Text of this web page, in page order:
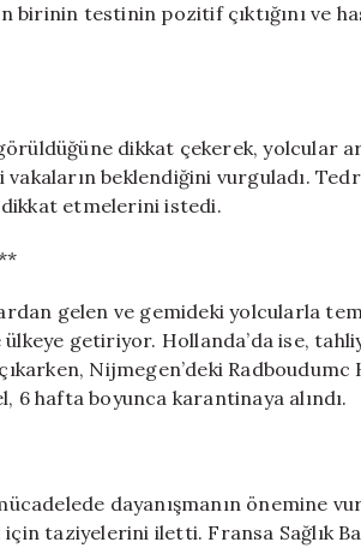
birinin testinin pozitif çıktığını ve
dikkat çekerek, yolcular
beklendiğini vurguladı.
dikkat etmelerini istedi.
gelen ve gemideki yolcularla
getiriyor. Hollanda’da ise,
Nijmegen’deki Radboudumc
6 hafta boyunca karantinaya alındı.
dayanışmanın önemine
için taziyelerini iletti. Fransa Sağlık